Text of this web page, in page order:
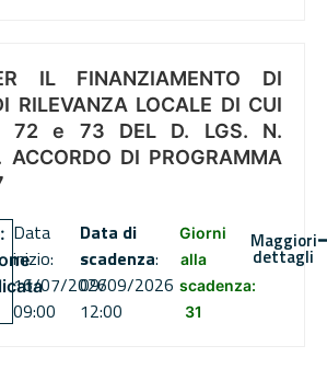
IL FINANZIAMENTO DI
RILEVANZA LOCALE DI CUI
72 e 73 DEL D. LGS. N.
DI PROGRAMMA
Data
inizio:
16/07/2026
09:00
Data di
scadenza:
09/09/2026
12:00
Giorni
alla
scadenza:
31
Maggiori
dettagli